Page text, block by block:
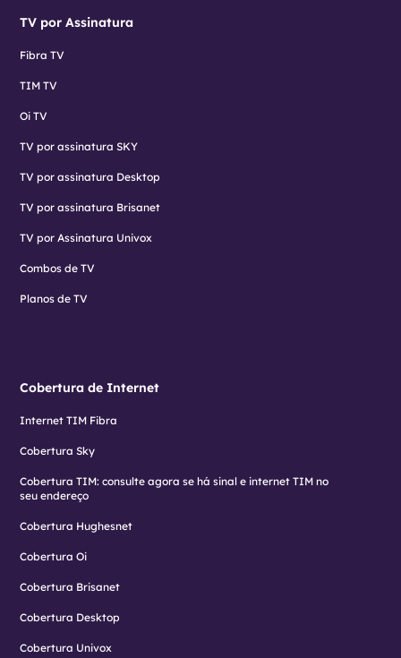
TV por Assinatura
Fibra TV
TIM TV
Oi TV
TV por assinatura SKY
TV por assinatura Desktop
TV por assinatura Brisanet
TV por Assinatura Univox
Combos de TV
Planos de TV
Cobertura de Internet
Internet TIM Fibra
Cobertura Sky
Cobertura TIM: consulte agora se há sinal e internet TIM no
seu endereço
Cobertura Hughesnet
Cobertura Oi
Cobertura Brisanet
Cobertura Desktop
Cobertura Univox